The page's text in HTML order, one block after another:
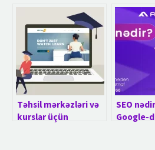
Təhsil mərkəzləri və
kurslar üçün
SEO
Google-